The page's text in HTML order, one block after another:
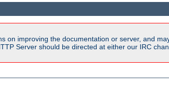
on improving the documentation or server, and
Server should be directed at either our IRC